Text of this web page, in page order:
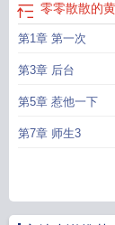
零零散散的
第1章 第一次
第3章 后台
第5章 惹他一下
第7章 师生3